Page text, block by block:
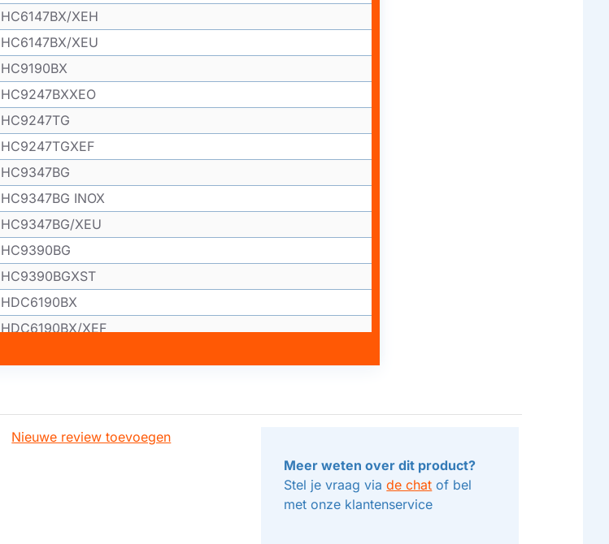
HC6147BX/XEH
HC6147BX/XEU
HC9190BX
HC9247BXXEO
HC9247TG
HC9247TGXEF
HC9347BG
HC9347BG INOX
HC9347BG/XEU
HC9390BG
HC9390BGXST
HDC6190BX
HDC6190BX/XEF
TECHNOWIND
Nieuwe review toevoegen
Meer weten over dit product?
Stel je vraag viade chat of bel
met onze klantenservice